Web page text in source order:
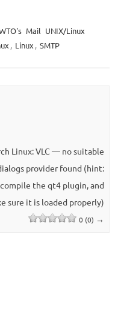
Mail UNIX/Linux
, Linux, SMTP
Linux: VLC — no suitable
provider found (hint:
compile the qt4 plugin, and
sure it is loaded properly)
0 (0) →